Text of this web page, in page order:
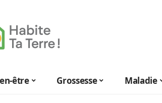
être Grossesse Maladie